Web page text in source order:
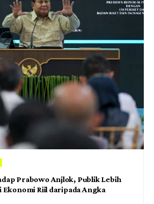
Prabowo Anjlok, Publik Lebih
Ekonomi Riil daripada Angka